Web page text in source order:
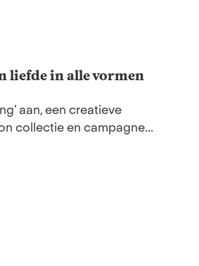
liefde in alle vormen
aan, een creatieve
collectie en campagne...